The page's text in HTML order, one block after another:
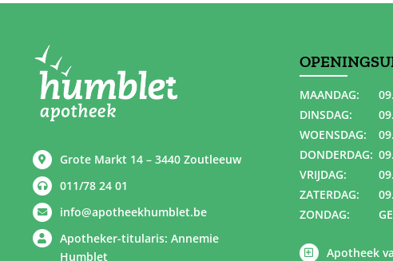
Grote Markt 14 – 3440 Zoutleeuw
011/78 24 01
info@apotheekhumblet.be
Apotheker-titularis: Annemie
Humblet
MAANDAG:
DINSDAG:
WOENSDAG:
DONDERDAG:
VRIJDAG:
ZATERDAG:
ZONDAG:
Apotheek